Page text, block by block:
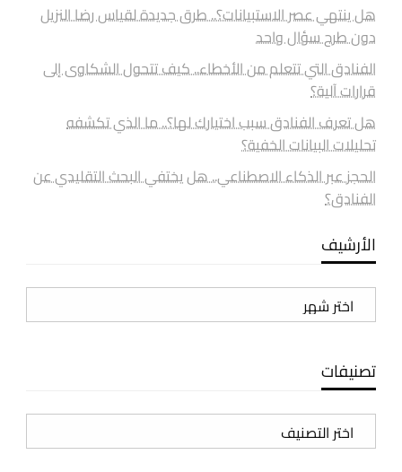
هل ينتهي عصر الاستبيانات؟.. طرق جديدة لقياس رضا النزيل
دون طرح سؤال واحد
الفنادق التي تتعلم من الأخطاء.. كيف تتحول الشكاوى إلى
قرارات آلية؟
هل تعرف الفنادق سبب اختيارك لها؟.. ما الذي تكشفه
تحليلات البيانات الخفية؟
الحجز عبر الذكاء الاصطناعي.. هل يختفي البحث التقليدي عن
الفنادق؟
الأرشيف
الأرشيف
تصنيفات
تصنيفات